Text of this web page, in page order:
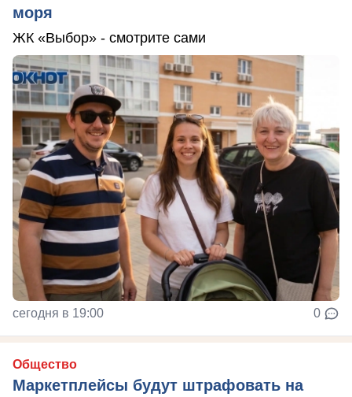
моря
ЖК «Выбор» - смотрите сами
сегодня в 19:00 0
Общество
Маркетплейсы будут штрафовать на